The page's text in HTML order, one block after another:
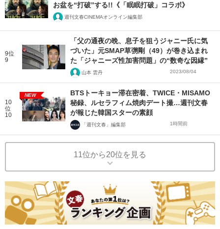
お盆を“打破”する!!《「眠眠打破」コラボ》
週刊文春CINEMAオンライン編集部
9位
9
「父の通夜の晩、息子を狙うジャニー氏に気
づいた」元SMAP草彅剛（49）が巻き込まれ
た「ジャニーズ性加害問題」の“数奇な因縁”
山本 雲丹 2023/08/04
10
位
10
NEW
BTSトーキョー滞在密着、TWICE・MISAMO
秘録、ルセラフィム焼肉デート撮…週刊文春
が報じた韓国スターの素顔
「週刊文春」編集部 1時間前
11位から20位を見る